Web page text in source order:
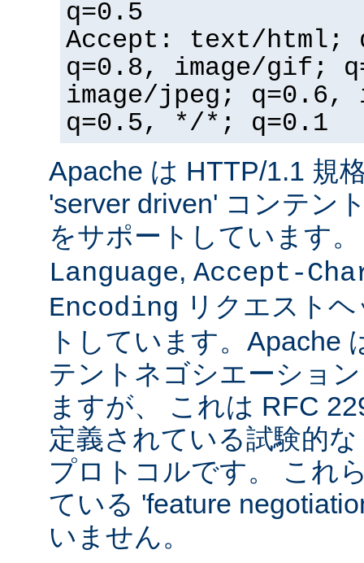
q=0.5
Accept: text/html;
q=0.8, image/gif;
image/jpeg; q=0.6,
q=0.5, */*; q=0.1
Apache は HTTP/1.1 規
'server driven' コンテン
をサポートしています
Language, Accept-
Encoding リクエスト
トしています。Apache
テントネゴシエーショ
ますが、 これは RFC
定義されている試験的
プロトコルです。 これ
ている 'feature
いません。